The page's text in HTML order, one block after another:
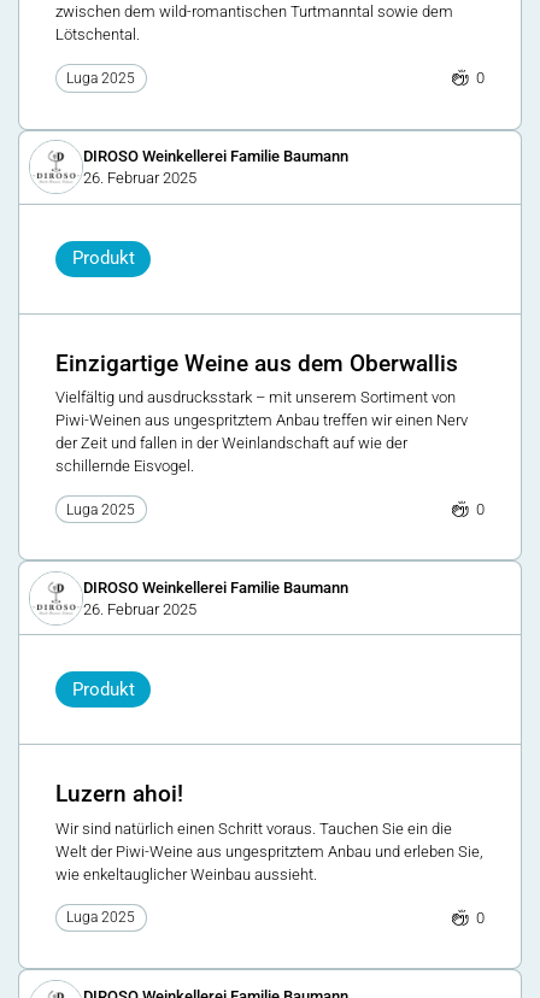
zwischen dem wild-romantischen Turtmanntal sowie dem
Lötschental.
Luga 2025 0
DIROSO Weinkellerei Familie Baumann
26. Februar 2025
Produkt
Einzigartige Weine aus dem Oberwallis
Vielfältig und ausdrucksstark – mit unserem Sortiment von
Piwi-Weinen aus ungespritztem Anbau treffen wir einen Nerv
der Zeit und fallen in der Weinlandschaft auf wie der
schillernde Eisvogel.
Luga 2025 0
DIROSO Weinkellerei Familie Baumann
26. Februar 2025
Produkt
Luzern ahoi!
Wir sind natürlich einen Schritt voraus. Tauchen Sie ein die
Welt der Piwi-Weine aus ungespritztem Anbau und erleben Sie,
wie enkeltauglicher Weinbau aussieht.
Luga 2025 0